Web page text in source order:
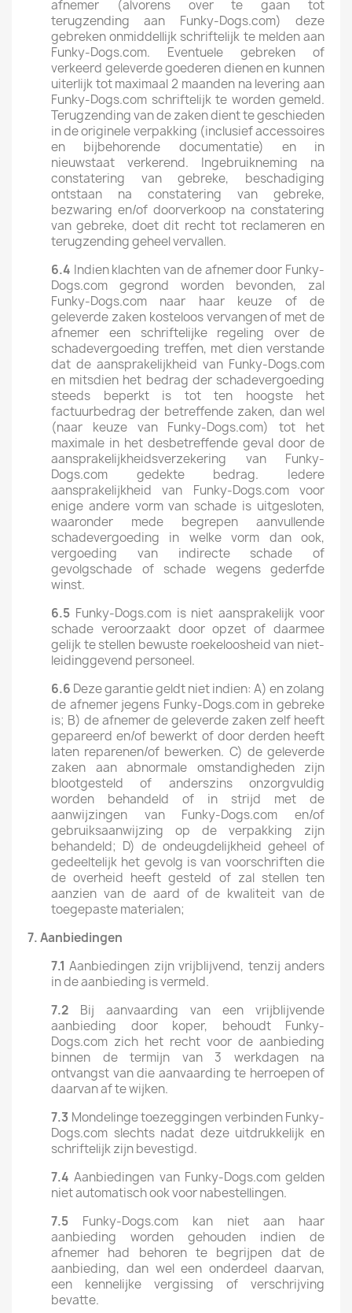
afnemer (alvorens over te gaan tot
terugzending aan Funky-Dogs.com) deze
gebreken onmiddellijk schriftelijk te melden aan
Funky-Dogs.com. Eventuele gebreken of
verkeerd geleverde goederen dienen en kunnen
uiterlijk tot maximaal 2 maanden na levering aan
Funky-Dogs.com schriftelijk te worden gemeld.
Terugzending van de zaken dient te geschieden
in de originele verpakking (inclusief accessoires
en bijbehorende documentatie) en in
nieuwstaat verkerend. Ingebruikneming na
constatering van gebreke, beschadiging
ontstaan na constatering van gebreke,
bezwaring en/of doorverkoop na constatering
van gebreke, doet dit recht tot reclameren en
terugzending geheel vervallen.
6.4 Indien klachten van de afnemer door Funky-
Dogs.com gegrond worden bevonden, zal
Funky-Dogs.com naar haar keuze of de
geleverde zaken kosteloos vervangen of met de
afnemer een schriftelijke regeling over de
schadevergoeding treffen, met dien verstande
dat de aansprakelijkheid van Funky-Dogs.com
en mitsdien het bedrag der schadevergoeding
steeds beperkt is tot ten hoogste het
factuurbedrag der betreffende zaken, dan wel
(naar keuze van Funky-Dogs.com) tot het
maximale in het desbetreffende geval door de
aansprakelijkheidsverzekering van Funky-
Dogs.com gedekte bedrag. Iedere
aansprakelijkheid van Funky-Dogs.com voor
enige andere vorm van schade is uitgesloten,
waaronder mede begrepen aanvullende
schadevergoeding in welke vorm dan ook,
vergoeding van indirecte schade of
gevolgschade of schade wegens gederfde
winst.
6.5 Funky-Dogs.com is niet aansprakelijk voor
schade veroorzaakt door opzet of daarmee
gelijk te stellen bewuste roekeloosheid van niet-
leidinggevend personeel.
6.6 Deze garantie geldt niet indien: A) en zolang
de afnemer jegens Funky-Dogs.com in gebreke
is; B) de afnemer de geleverde zaken zelf heeft
gepareerd en/of bewerkt of door derden heeft
laten reparenen/of bewerken. C) de geleverde
zaken aan abnormale omstandigheden zijn
blootgesteld of anderszins onzorgvuldig
worden behandeld of in strijd met de
aanwijzingen van Funky-Dogs.com en/of
gebruiksaanwijzing op de verpakking zijn
behandeld; D) de ondeugdelijkheid geheel of
gedeeltelijk het gevolg is van voorschriften die
de overheid heeft gesteld of zal stellen ten
aanzien van de aard of de kwaliteit van de
toegepaste materialen;
7.Aanbiedingen
7.1 Aanbiedingen zijn vrijblijvend, tenzij anders
in de aanbieding is vermeld.
7.2 Bij aanvaarding van een vrijblijvende
aanbieding door koper, behoudt Funky-
Dogs.com zich het recht voor de aanbieding
binnen de termijn van 3 werkdagen na
ontvangst van die aanvaarding te herroepen of
daarvan af te wijken.
7.3 Mondelinge toezeggingen verbinden Funky-
Dogs.com slechts nadat deze uitdrukkelijk en
schriftelijk zijn bevestigd.
7.4 Aanbiedingen van Funky-Dogs.com gelden
niet automatisch ook voor nabestellingen.
7.5 Funky-Dogs.com kan niet aan haar
aanbieding worden gehouden indien de
afnemer had behoren te begrijpen dat de
aanbieding, dan wel een onderdeel daarvan,
een kennelijke vergissing of verschrijving
bevatte.